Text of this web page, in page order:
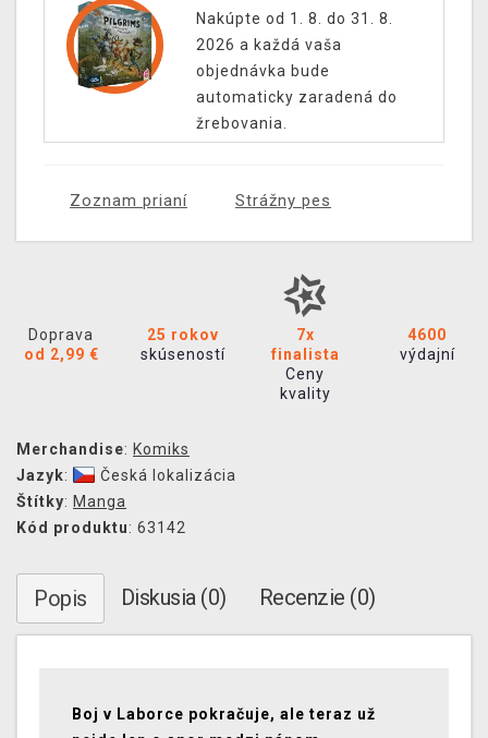
Nakúpte od 1. 8. do 31. 8.
2026 a každá vaša
objednávka bude
automaticky zaradená do
žrebovania.
Zoznam prianí Strážny pes
Doprava
od 2,99 €
25 rokov
skúseností
7x
finalista
Ceny
kvality
4600
výdajní
Merchandise: Komiks
Jazyk:
Česká lokalizácia
Štítky: Manga
Kód produktu: 63142
Popis Diskusia (0) Recenzie (0)
Boj v Laborce pokračuje, ale teraz už